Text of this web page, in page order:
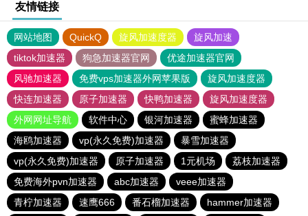
友情链接
网站地图 QuickQ 旋风加速度器
旋风加速
tiktok加速器
狗急加速器官网
优途加速器官网
风驰加速器
免费vps加速器外网苹果版
旋风加速度器
快连加速器
原子加速器 快鸭加速器
旋风加速度器
外网网址导航
软件中心 银河加速器
蜜蜂加速器
海鸥加速器
vp(永久免费)加速器
暴雪加速器
vp(永久免费)加速器
原子加速器 1元机场
荔枝加速器
免费海外pvn加速器
abc加速器
veee加速器
青柠加速器
速鹰666 番石榴加速器 hammer加速器